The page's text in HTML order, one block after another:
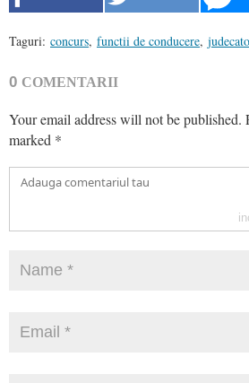
Taguri: concurs, functii de conducere,
0 COMENTARII
Your email address will not be published.
marked *